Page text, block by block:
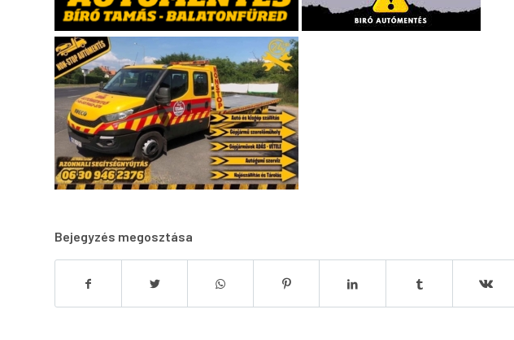
Bejegyzés megosztása